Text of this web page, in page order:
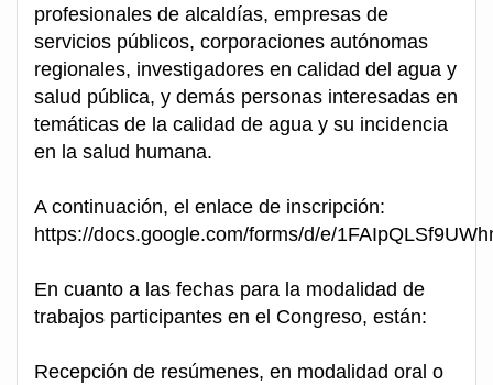
profesionales de alcaldías, empresas de
servicios públicos, corporaciones autónomas
regionales, investigadores en calidad del agua y
salud pública, y demás personas interesadas en
temáticas de la calidad de agua y su incidencia
en la salud humana.
A continuación, el enlace de inscripción:
https://docs.google.com/forms/d/e/
En cuanto a las fechas para la modalidad de
trabajos participantes en el Congreso, están:
Recepción de resúmenes, en modalidad oral o